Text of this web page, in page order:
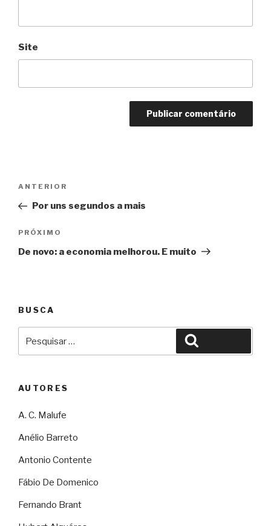
Site
Post
Anterior
ANTERIOR
Por uns segundos a mais
Próximo
PRÓXIMO
De novo: a economia melhorou. E muito
BUSCA
por:
AUTORES
A. C. Malufe
Anélio Barreto
Antonio Contente
Fábio De Domenico
Fernando Brant